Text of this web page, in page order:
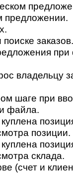
предложении.
заказов.
владельцу
шаге при
файла.
позиции.
склада.
(счет и